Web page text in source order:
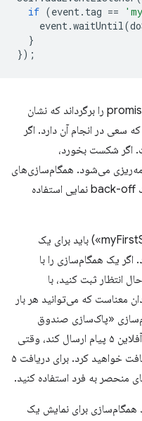
if (event. tag ==
event.waitUntil(
}
});
باید یک promise را برگرداند که نشان
در انجام آن دارد. اگر
اگر شکست بخورد،
می‌شود. همگام‌سازی‌های
Retry نیز منتظر اتصال می‌مانند و از یک back-off نمایی استفاده
نام برچسب همگام‌سازی (در مثال «myFirstSync») باید برای یک
یک همگام‌سازی را با
انتظار ثبت کنید، با
معناست که می‌توانید هر بار
«پاک‌سازی صندوق
خروجی» ثبت نام کنید، اما اگر در حالت آفلاین ۵ پیام ارسال کند، وقتی
آنلاین می‌شود، فقط یک همگام‌سازی دریافت خواهید کرد. برای دریافت ۵
منحصر به فرد استفاده کنید.
همگام‌سازی برای نمایش یک